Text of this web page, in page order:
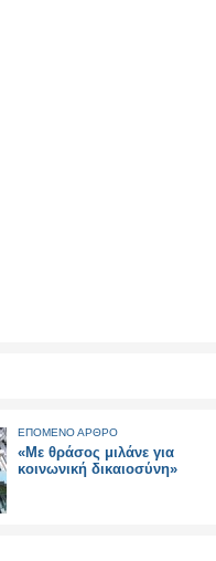
ΕΠΟΜΕΝΟ ΑΡΘΡΟ
«Με θράσος μιλάνε για
κοινωνική δικαιοσύνη»